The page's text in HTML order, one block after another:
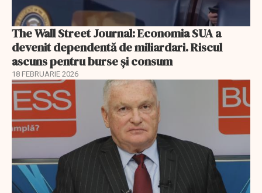
The Wall Street Journal: Economia SUA a
devenit dependentă de miliardari. Riscul
ascuns pentru burse și consum
18 FEBRUARIE 2026
EXCLUSIV